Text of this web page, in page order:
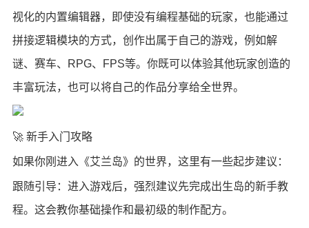
视化的内置编辑器，即使没有编程基础的玩家，也能通过
拼接逻辑模块的方式，创作出属于自己的游戏，例如解
谜、赛车、RPG、FPS等。你既可以体验其他玩家创造的
丰富玩法，也可以将自己的作品分享给全世界。
🚀 新手入门攻略
如果你刚进入《艾兰岛》的世界，这里有一些起步建议：
跟随引导：进入游戏后，强烈建议先完成出生岛的新手教
程。这会教你基础操作和最初级的制作配方。